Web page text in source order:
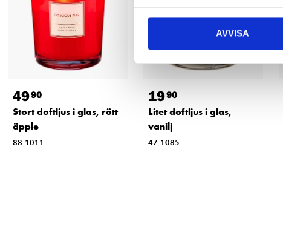
AVVISA
4990
Stort doftljus i glas, rött
äpple
88-1011
1990
Litet doftljus i glas,
vanilj
47-1085